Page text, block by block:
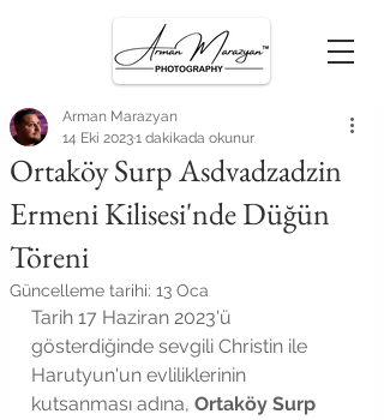
Ortaköy Surp Asdvadzadzin
Ermeni Kilisesi'nde Düğün
Töreni
Arman Marazyan
14 Eki 20231 dakikada okunur
Güncelleme tarihi: 13 Oca
Tarih 17 Haziran 2023'ü
gösterdiğinde sevgili Christin ile
Harutyun'un evliliklerinin
kutsanması adına, Ortaköy Surp